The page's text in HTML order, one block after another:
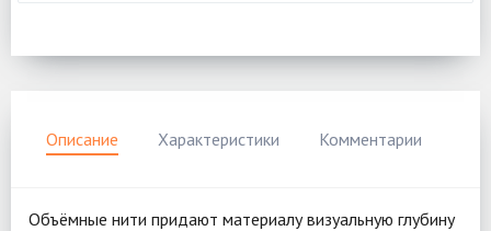
Описание Характеристики Комментарии
Объёмные нити придают материалу визуальную глубину